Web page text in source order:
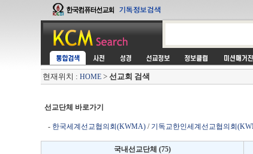
현재위치 : HOME> 선교회 검색
선교단체 바로가기
- 한국세계선교협의회(KWMA)/ 기독교한인세계선교협의회
국내선교단체 (75)